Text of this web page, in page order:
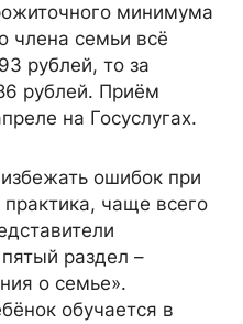
минимума
члена семьи всё
рублей, то за
рублей. Приём
на Госуслугах.
ошибок при
чаще всего
раздел –
о семье».
обучается в